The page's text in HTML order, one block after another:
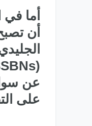
أما
أن
عن
على